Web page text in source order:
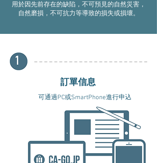
用於因先前存在的缺陷，不可預見的自然災害，
自然磨損，不可抗力等導致的損失或損壞。
訂單信息
可通過PC或SmartPhone進行申込